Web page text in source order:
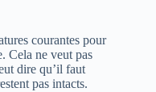
courantes pour
Cela ne veut pas
dire qu’il faut
pas intacts.